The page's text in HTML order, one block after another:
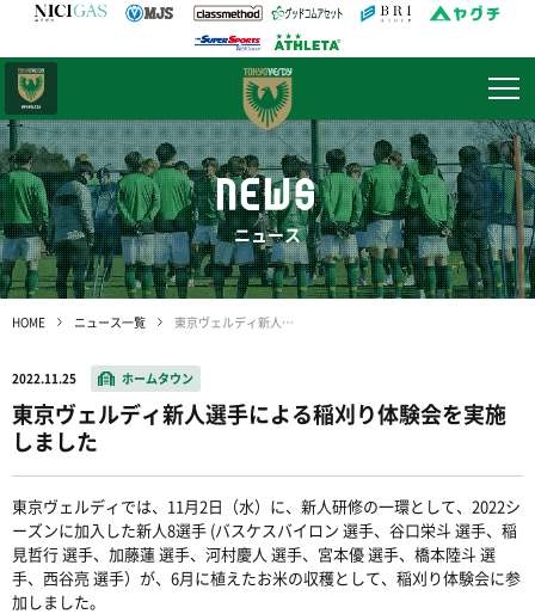
NEWS
ニュース
HOME ニュース一覧 東京ヴェルディ新人選手による稲刈り体験会を実施しました
2022.11.25 ホームタウン
東京ヴェルディ新人選手による稲刈り体験会を実施
しました
東京ヴェルディでは、 11月2日（水）に、新人研修の一環として、 2022シ
ーズンに加入した新人8選手 (バスケスバイロン 選手、谷口栄斗 選手、稲
見哲行 選手、加藤蓮 選手、河村慶人 選手、宮本優 選手、橋本陸斗 選
手、西谷亮 選手）が、 6月に植えたお米の収穫として、稲刈り体験会に参
加しました。